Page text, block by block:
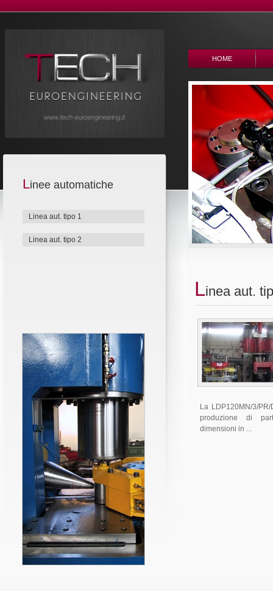
Linee automatiche
Linea aut. tipo 1
Linea aut. tipo 2
HOME
Linea aut.
La LDP120MN/3/
produzione di
dimensioni in ...